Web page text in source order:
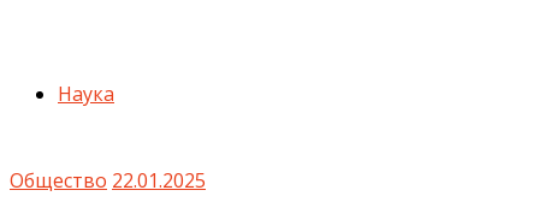
Наука
Общество 22.01.2025